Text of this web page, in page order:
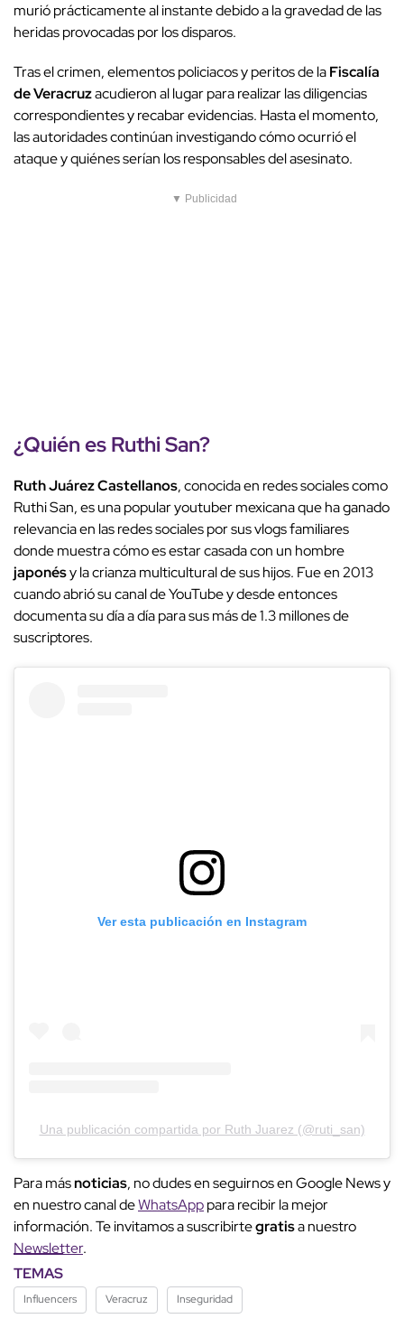
murió prácticamente al instante debido a la gravedad de las
heridas provocadas por los disparos.
Tras el crimen, elementos policiacos y peritos de laFiscalía
de Veracruzacudieron al lugar para realizar las diligencias
correspondientes y recabar evidencias. Hasta el momento,
las autoridades continúan investigando cómo ocurrió el
ataque y quiénes serían los responsables del asesinato.
▼ Publicidad
¿Quién es Ruthi San?
Ruth Juárez Castellanos, conocida en redes sociales como
Ruthi San, es una popular youtuber mexicana que ha ganado
relevancia en las redes sociales por sus vlogs familiares
donde muestra cómo es estar casada con un hombre
japonésy la crianza multicultural de sus hijos. Fue en 2013
cuando abrió su canal de YouTube y desde entonces
documenta su día a día para sus más de 1.3 millones de
suscriptores.
Ver esta publicación en Instagram
Una publicación compartida por Ruth Juarez (@ruti_san)
Para másnoticias, no dudes en seguirnos en Google News y
en nuestro canal deWhatsApppara recibir la mejor
información. Te invitamos a suscribirtegratisa nuestro
Newsletter.
TEMAS
Influencers Veracruz Inseguridad